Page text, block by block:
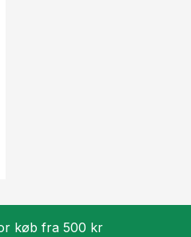
køb fra 500 kr